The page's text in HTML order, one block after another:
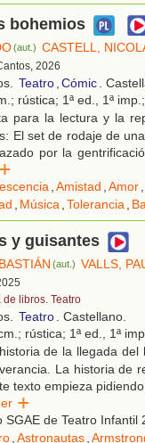
bohemios
(aut.) CASTELL,
2026
Teatro Cómic
.
rústica; 1ª ed., 1ª
para la lectura y la
El set de rodaje de
por la
Amistad Amor
Música Tolerancia
y guisantes
(aut.) VALLS,
de libros. Teatro
Teatro
. Castellano.
rústica; 1ª ed., 1ª
de la llegada del
La historia de
texto empieza
SGAE de Teatro Infantil
Astronautas